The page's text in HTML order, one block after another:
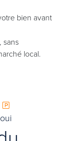
bien avant
sans
local.
oui